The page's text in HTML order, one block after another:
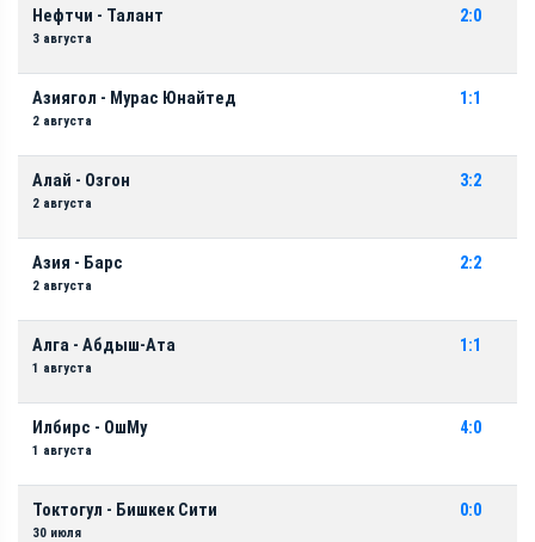
Нефтчи - Талант
3 августа
2:0
Азиягол - Мурас Юнайтед
2 августа
1:1
Алай - Озгон
2 августа
3:2
Азия - Барс
2 августа
2:2
Алга - Абдыш-Ата
1 августа
1:1
Илбирс - ОшМу
1 августа
4:0
Токтогул - Бишкек Сити
30 июля
0:0